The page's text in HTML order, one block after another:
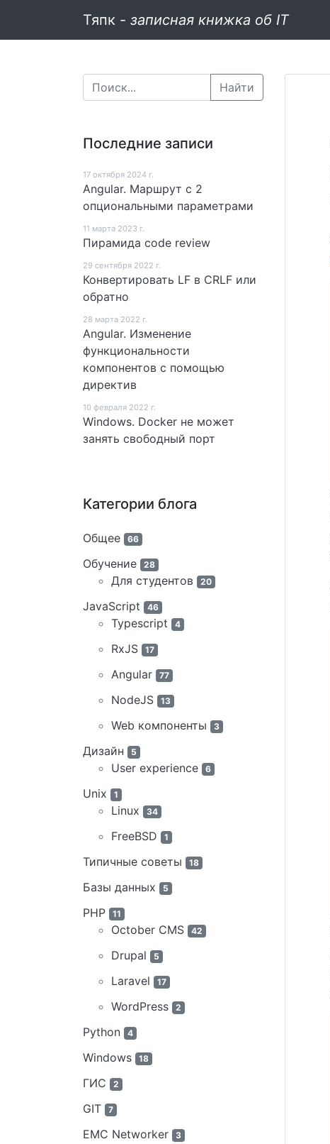
Тяпк - записная книжка об IT
Найти
Последние записи
17 октября 2024 г.
Angular. Маршрут c 2
опциональными параметрами
11 мартa 2023 г.
Пирамида code review
29 сентября 2022 г.
Конвертировать LF в CRLF или
обратно
28 мартa 2022 г.
Angular. Изменение
функциональности
компонентов с помощью
директив
10 февраля 2022 г.
Windows. Docker не может
занять свободный порт
Категории блога
Общее 66
Обучение 28
Для студентов 20
JavaScript 46
Typescript 4
RxJS 17
Angular 77
NodeJS 13
Web компоненты 3
Дизайн 5
User experience 6
Unix 1
Linux 34
FreeBSD 1
Типичные советы 18
Базы данных 5
PHP 11
October CMS 42
Drupal 5
Laravel 17
WordPress 2
Python 4
Windows 18
ГИС 2
GIT 7
EMC Networker 3